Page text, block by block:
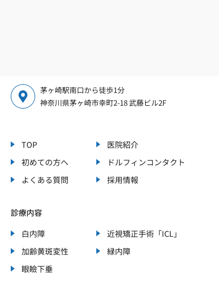
茅ヶ崎駅南口から徒歩1分
神奈川県茅ヶ崎市幸町2-18 武藤ビル2F
TOP
初めての方へ
よくある質問
診療内容
白内障
近視矯正手術「ICL」
加齢黄斑変性
緑内障
眼瞼下垂
医院紹介
ドルフィンコンタクト
採用情報